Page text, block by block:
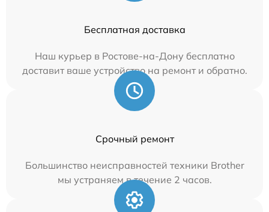
Бесплатная доставка
Наш курьер в Ростове-на-Дону бесплатно
доставит ваше устройство на ремонт и обратно.
Срочный ремонт
Большинство неисправностей техники Brother
мы устраняем в течение 2 часов.